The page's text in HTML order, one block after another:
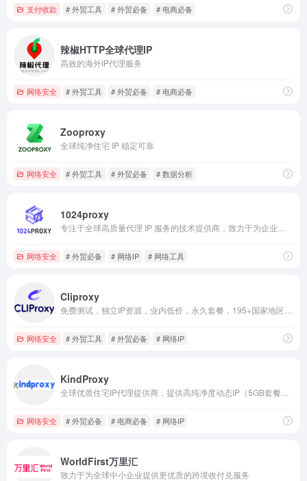
支付收款 # 外贸工具 # 外贸必备 # 电商必备
辣椒HTTP全球代理IP
高效的海外IP代理服务
网络安全 # 外贸工具 # 外贸必备 # 电商必备
Zooproxy
全球纯净住宅 IP 稳定可靠
网络安全 # 外贸工具 # 外贸必备 # 数据分析
1024proxy
网络安全 # 外贸必备 # 网络IP # 网络工具
Cliproxy
网络安全 # 外贸工具 # 外贸必备 # 网络IP
KindProxy
网络安全 # 外贸必备 # 电商必备 # 网络IP
WorldFirst万里汇
致力于为全球中小企业提供更优质的跨境收付兑服务